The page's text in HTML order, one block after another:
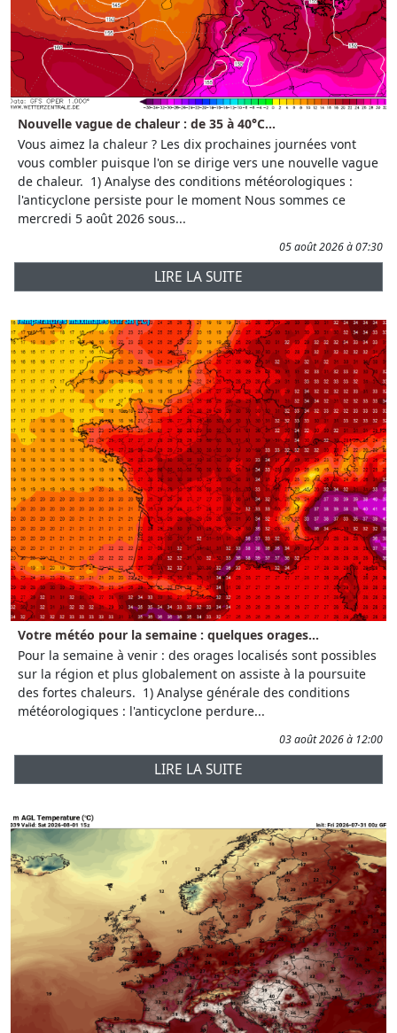
Nouvelle vague de chaleur : de 35 à 40°C...
Vous aimez la chaleur ? Les dix prochaines journées vont
vous combler puisque l'on se dirige vers une nouvelle vague
de chaleur. 1) Analyse des conditions météorologiques :
l'anticyclone persiste pour le moment Nous sommes ce
mercredi 5 août 2026 sous...
05 août 2026 à 07:30
LIRE LA SUITE
Votre météo pour la semaine : quelques orages...
Pour la semaine à venir : des orages localisés sont possibles
sur la région et plus globalement on assiste à la poursuite
des fortes chaleurs. 1) Analyse générale des conditions
météorologiques : l'anticyclone perdure...
03 août 2026 à 12:00
LIRE LA SUITE